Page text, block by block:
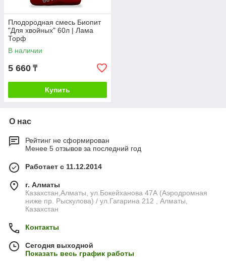
Плодородная смесь Биопит
"Для хвойных" 60л | Лама
Торф
В наличии
5 660 ₸
Купить
О нас
Рейтинг не сформирован
Менее 5 отзывов за последний год
Работает с 11.12.2014
г. Алматы
Казахстан,Алматы, ул.Бокейханова 47А (Аэродромная
ниже пр. Рыскулова) / ул.Гагарина 212 , Алматы,
Казахстан
Контакты
Сегодня выходной
Показать весь график работы